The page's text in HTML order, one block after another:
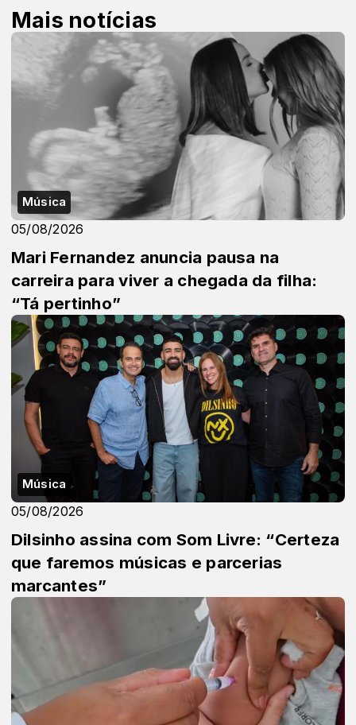
Mais notícias
Música
05/08/2026
Mari Fernandez anuncia pausa na
carreira para viver a chegada da filha:
“Tá pertinho”
Música
05/08/2026
Dilsinho assina com Som Livre: “Certeza
que faremos músicas e parcerias
marcantes”